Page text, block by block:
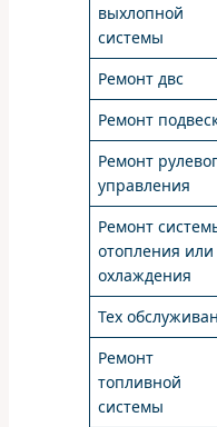
выхлопной
системы
Ремонт двс
Ремонт
Ремонт
управления
Ремонт
отопления или
охлаждения
Тех
Ремонт
топливной
системы